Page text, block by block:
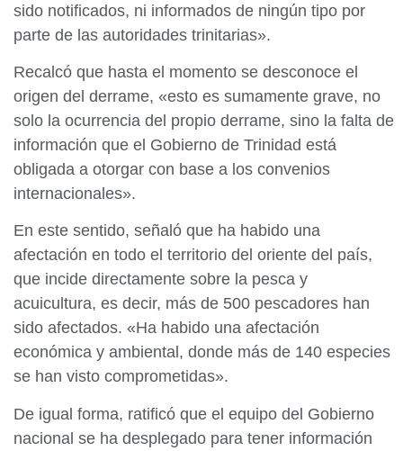
sido notificados, ni informados de ningún tipo por
parte de las autoridades trinitarias».
Recalcó que hasta el momento se desconoce el
origen del derrame, «esto es sumamente grave, no
solo la ocurrencia del propio derrame, sino la falta de
información que el Gobierno de Trinidad está
obligada a otorgar con base a los convenios
internacionales».
En este sentido, señaló que ha habido una
afectación en todo el territorio del oriente del país,
que incide directamente sobre la pesca y
acuicultura, es decir, más de 500 pescadores han
sido afectados. «Ha habido una afectación
económica y ambiental, donde más de 140 especies
se han visto comprometidas».
De igual forma, ratificó que el equipo del Gobierno
nacional se ha desplegado para tener información